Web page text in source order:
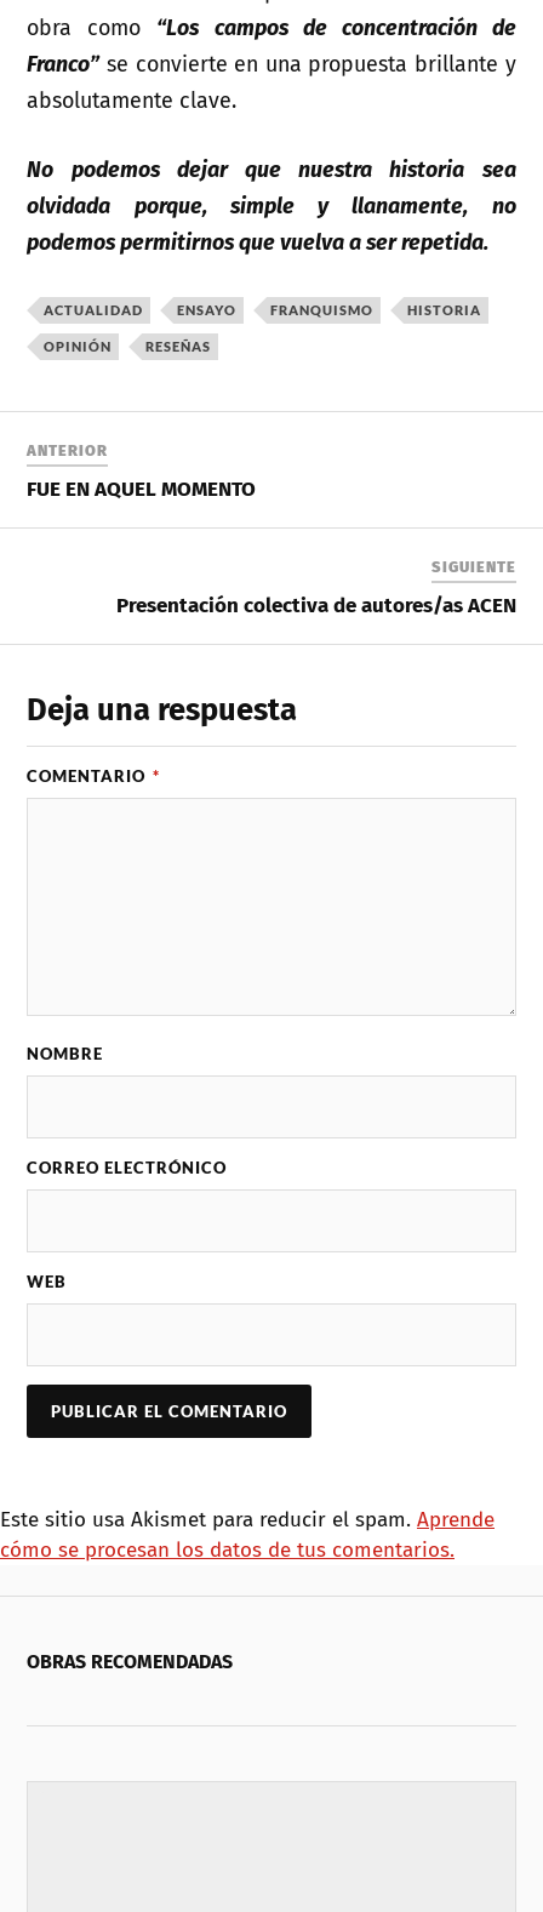
obra como “Los campos de concentración de
Franco”se convierte en una propuesta brillante y
absolutamente clave.
No podemos dejar que nuestra historia sea
olvidada porque, simple y llanamente, no
podemos permitirnos que vuelva a ser repetida.
ACTUALIDAD ENSAYO FRANQUISMO HISTORIA
OPINIÓN RESEÑAS
ANTERIOR
FUE EN AQUEL MOMENTO
SIGUIENTE
Presentación colectiva de autores/as ACEN
Deja una respuesta
COMENTARIO *
NOMBRE
CORREO ELECTRÓNICO
WEB
Este sitio usa Akismet para reducir el spam. Aprende
cómo se procesan los datos de tus comentarios.
OBRAS RECOMENDADAS